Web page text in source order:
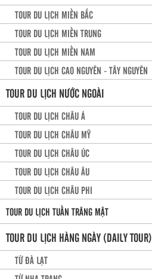
TOUR DU LỊCH MIỀN BẮC
TOUR DU LỊCH MIỀN TRUNG
TOUR DU LỊCH MIỀN NAM
TOUR DU LỊCH CAO NGUYÊN - TÂY NGUYÊN
TOUR DU LỊCH NƯỚC NGOÀI
TOUR DU LỊCH CHÂU Á
TOUR DU LỊCH CHÂU MỸ
TOUR DU LỊCH CHÂU ÚC
TOUR DU LỊCH CHÂU ÂU
TOUR DU LỊCH CHÂU PHI
TOUR DU LỊCH TUẦN TRĂNG MẬT
TOUR DU LỊCH HÀNG NGÀY (DAILY TOUR)
TỪ ĐÀ LẠT